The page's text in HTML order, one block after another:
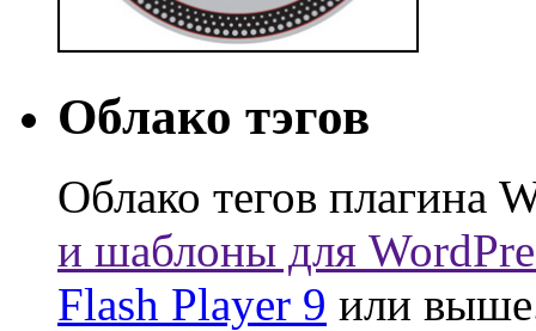
Облако тэгов
Облако тегов плагина
и шаблоны для
Flash Player 9 или